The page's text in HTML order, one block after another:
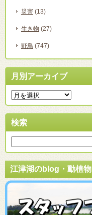
災害 (13)
生き物 (27)
野鳥 (747)
月別アーカイブ
検索
江津湖のblog・動植物